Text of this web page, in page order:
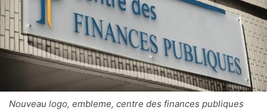
Nouveau logo, embleme, centre des finances publiques